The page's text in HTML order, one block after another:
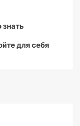
знать
для себя